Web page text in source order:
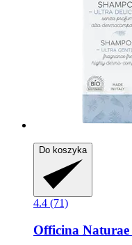
Do koszyka
4.4 (71)
Officina Naturae